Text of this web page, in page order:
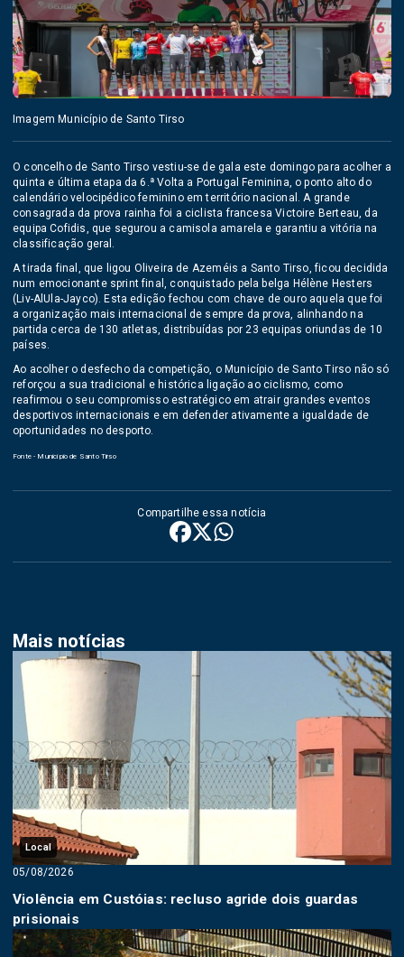
Imagem Município de Santo Tirso
O concelho de Santo Tirso vestiu-se de gala este domingo para acolher a
quinta e última etapa da 6.ª Volta a Portugal Feminina, o ponto alto do
calendário velocipédico feminino em território nacional. A grande
consagrada da prova rainha foi a ciclista francesa Victoire Berteau, da
equipa Cofidis, que segurou a camisola amarela e garantiu a vitória na
classificação geral.
A tirada final, que ligou Oliveira de Azeméis a Santo Tirso, ficou decidida
num emocionante sprint final, conquistado pela belga Hélène Hesters
(Liv-AlUla-Jayco). Esta edição fechou com chave de ouro aquela que foi
a organização mais internacional de sempre da prova, alinhando na
partida cerca de 130 atletas, distribuídas por 23 equipas oriundas de 10
países.
Ao acolher o desfecho da competição, o Município de Santo Tirso não só
reforçou a sua tradicional e histórica ligação ao ciclismo, como
reafirmou o seu compromisso estratégico em atrair grandes eventos
desportivos internacionais e em defender ativamente a igualdade de
oportunidades no desporto.
Fonte - Município de Santo Tirso
Compartilhe essa notícia
Mais notícias
Local
05/08/2026
Violência em Custóias: recluso agride dois guardas
prisionais